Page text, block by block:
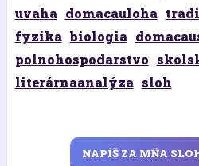
uvaha domacauloha
fyzika biologia
polnohospodarstvo
literárnaanalýza sloh
NAPÍŠ ZA MŇA